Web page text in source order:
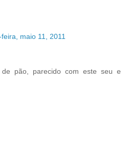
maio 11, 2011
pão, parecido com este seu e